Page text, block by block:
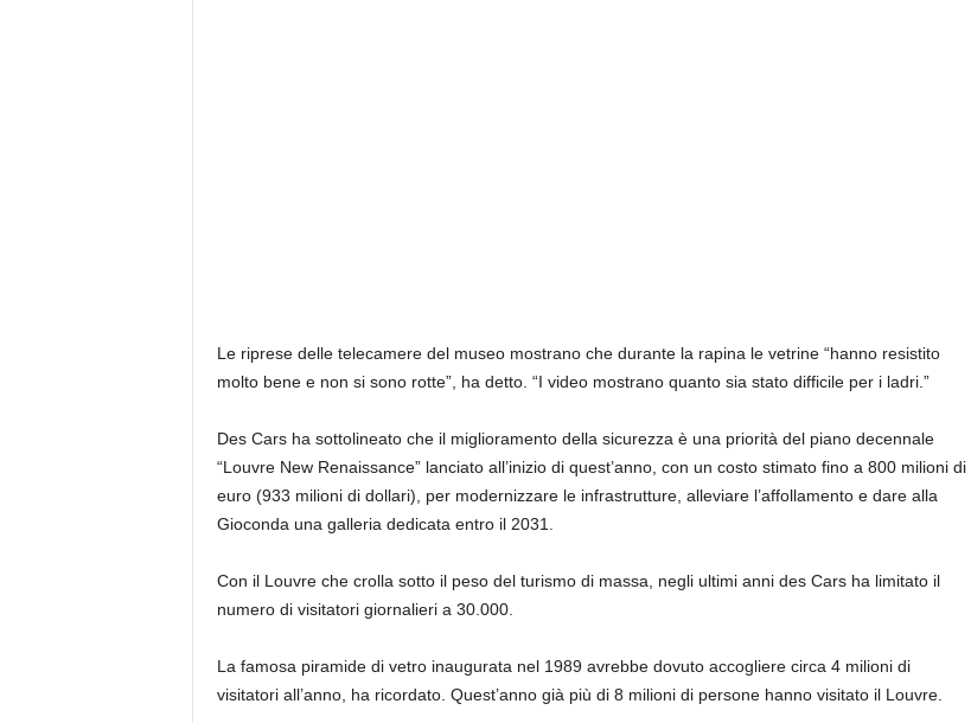
Le riprese delle telecamere del museo mostrano che durante la rapina le vetrine “hanno resistito
molto bene e non si sono rotte”, ha detto. “I video mostrano quanto sia stato difficile per i ladri.”
Des Cars ha sottolineato che il miglioramento della sicurezza è una priorità del piano decennale
“Louvre New Renaissance” lanciato all’inizio di quest’anno, con un costo stimato fino a 800 milioni di
euro (933 milioni di dollari), per modernizzare le infrastrutture, alleviare l’affollamento e dare alla
Gioconda una galleria dedicata entro il 2031.
Con il Louvre che crolla sotto il peso del turismo di massa, negli ultimi anni des Cars ha limitato il
numero di visitatori giornalieri a 30.000.
La famosa piramide di vetro inaugurata nel 1989 avrebbe dovuto accogliere circa 4 milioni di
visitatori all’anno, ha ricordato. Quest’anno già più di 8 milioni di persone hanno visitato il Louvre.